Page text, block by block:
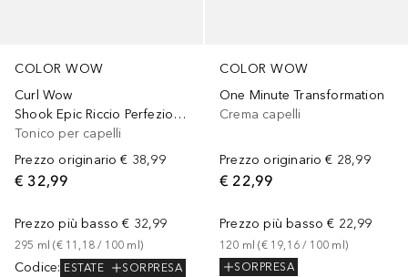
COLOR WOW
Curl Wow
Shook Epic Riccio Perfezionatore
Tonico per capelli
Prezzo originario € 38,99
€ 32,99
Prezzo più basso € 32,99
295 ml (€ 11,18 / 100 ml )
Codice: ESTATE SORPRESA
COLOR WOW
One Minute Transformation
Crema capelli
Prezzo originario € 28,99
€ 22,99
Prezzo più basso € 22,99
120 ml (€ 19,16 / 100 ml)
SORPRESA